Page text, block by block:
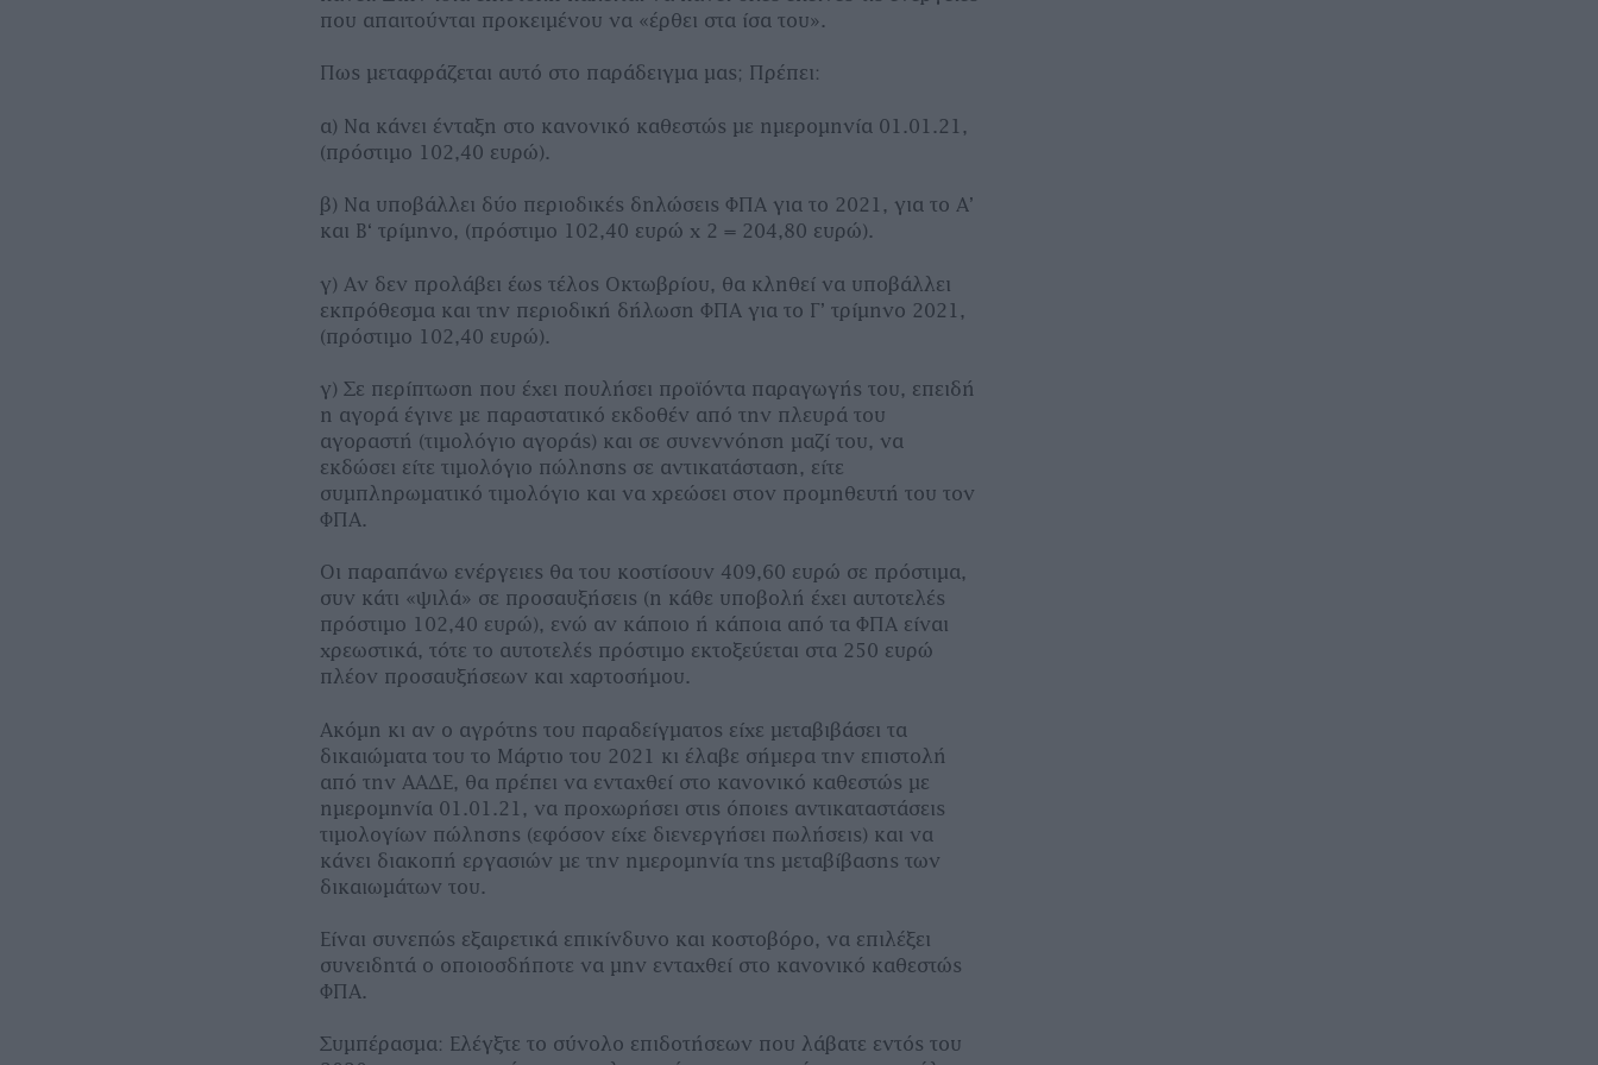
που απαιτούνται προκειµένου να «έρθει στα ίσα του».
Πως µεταφράζεται αυτό στο παράδειγµα µας; Πρέπει:
α) Να κάνει ένταξη στο κανονικό καθεστώς µε ηµεροµηνία 01.01.21,
(πρόστιµο 102,40 ευρώ).
β) Να υποβάλλει δύο περιοδικές δηλώσεις ΦΠΑ για το 2021, για το Α’
και Β‘ τρίµηνο, (πρόστιµο 102,40 ευρώ x 2 = 204,80 ευρώ).
γ) Αν δεν προλάβει έως τέλος Οκτωβρίου, θα κληθεί να υποβάλλει
εκπρόθεσµα και την περιοδική δήλωση ΦΠΑ για το Γ’ τρίµηνο 2021,
(πρόστιµο 102,40 ευρώ).
γ) Σε περίπτωση που έχει πουλήσει προϊόντα παραγωγής του, επειδή
η αγορά έγινε µε παραστατικό εκδοθέν από την πλευρά του
αγοραστή (τιµολόγιο αγοράς) και σε συνεννόηση µαζί του, να
εκδώσει είτε τιµολόγιο πώλησης σε αντικατάσταση, είτε
συµπληρωµατικό τιµολόγιο και να χρεώσει στον προµηθευτή του τον
ΦΠΑ.
Οι παραπάνω ενέργειες θα του κοστίσουν 409,60 ευρώ σε πρόστιµα,
συν κάτι «ψιλά» σε προσαυξήσεις (η κάθε υποβολή έχει αυτοτελές
πρόστιµο 102,40 ευρώ), ενώ αν κάποιο ή κάποια από τα ΦΠΑ είναι
χρεωστικά, τότε το αυτοτελές πρόστιµο εκτοξεύεται στα 250 ευρώ
πλέον προσαυξήσεων και χαρτοσήµου.
Ακόµη κι αν ο αγρότης του παραδείγµατος είχε µεταβιβάσει τα
δικαιώµατα του το Μάρτιο του 2021 κι έλαβε σήµερα την επιστολή
από την ΑΑ∆Ε, θα πρέπει να ενταχθεί στο κανονικό καθεστώς µε
ηµεροµηνία 01.01.21, να προχωρήσει στις όποιες αντικαταστάσεις
τιµολογίων πώλησης (εφόσον είχε διενεργήσει πωλήσεις) και να
κάνει διακοπή εργασιών µε την ηµεροµηνία της µεταβίβασης των
δικαιωµάτων του.
Είναι συνεπώς εξαιρετικά επικίνδυνο και κοστοβόρο, να επιλέξει
συνειδητά ο οποιοσδήποτε να µην ενταχθεί στο κανονικό καθεστώς
ΦΠΑ.
Συµπέρασµα: Ελέγξτε το σύνολο επιδοτήσεων που λάβατε εντός του